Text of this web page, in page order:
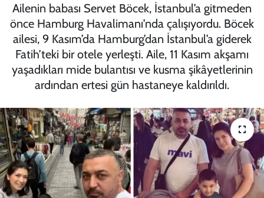
Ailenin babası Servet Böcek, İstanbul’a gitmeden
önce Hamburg Havalimanı’nda çalışıyordu. Böcek
ailesi, 9 Kasım’da Hamburg’dan İstanbul’a giderek
Fatih’teki bir otele yerleşti. Aile, 11 Kasım akşamı
yaşadıkları mide bulantısı ve kusma şikâyetlerinin
ardından ertesi gün hastaneye kaldırıldı.
DÜNYA
KÜLTÜR
SPOR
YAZARLAR
Tüm Manşetler
Son Dakika Haberleri
Haber Arşivi